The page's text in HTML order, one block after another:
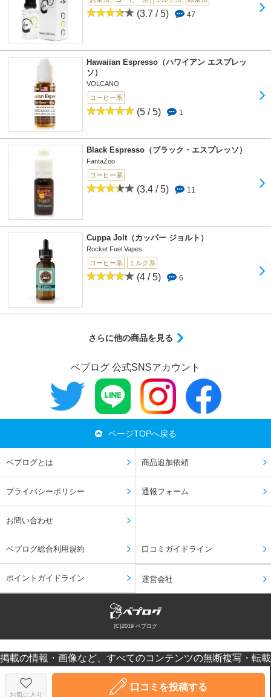
(3.7 / 5) 47
Hawaiian Espresso（ハワイアン エスプレッ
ソ）
VOLCANO
コーヒー系
(5 / 5) 1
Black Espresso（ブラック・エスプレッソ）
FantaZoo
コーヒー系
(3.4 / 5) 11
Cuppa Jolt（カッパー ジョルト）
Rocket Fuel Vapes
コーヒー系
ミルク系
(4 / 5) 6
さらに他の商品を見る
お気に入り
口コミを投稿する
ベプログ 公式SNSアカウント
ページTOPへ戻る
ベプログとは 商品追加依頼
プライバシーポリシー 通報フォーム
お問い合わせ
ベプログ総合利用規約 口コミガイドライン
ポイントガイドライン 運営会社
(C)2019 ベプログ
掲載の情報・画像など、すべてのコンテンツの無断複写・転載
を禁じます。
口コミなどの投稿はあくまで投稿者の感想です。個人差があり